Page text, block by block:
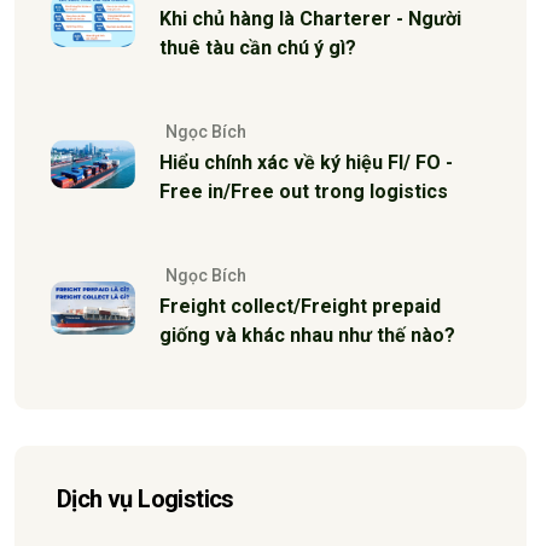
Khi chủ hàng là Charterer - Người
thuê tàu cần chú ý gì?
Ngọc Bích
Hiểu chính xác về ký hiệu FI/ FO -
Free in/Free out trong logistics
Ngọc Bích
Freight collect/Freight prepaid
giống và khác nhau như thế nào?
Dịch vụ Logistics